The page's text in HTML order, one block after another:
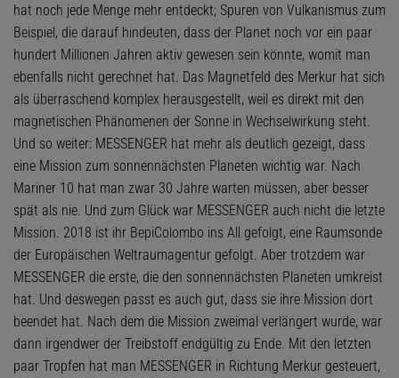
hat noch jede Menge mehr entdeckt; Spuren von Vulkanismus zum
Beispiel, die darauf hindeuten, dass der Planet noch vor ein paar
hundert Millionen Jahren aktiv gewesen sein könnte, womit man
ebenfalls nicht gerechnet hat. Das Magnetfeld des Merkur hat sich
als überraschend komplex herausgestellt, weil es direkt mit den
magnetischen Phänomenen der Sonne in Wechselwirkung steht.
Und so weiter: MESSENGER hat mehr als deutlich gezeigt, dass
eine Mission zum sonnennächsten Planeten wichtig war. Nach
Mariner 10 hat man zwar 30 Jahre warten müssen, aber besser
spät als nie. Und zum Glück war MESSENGER auch nicht die letzte
Mission. 2018 ist ihr BepiColombo ins All gefolgt, eine Raumsonde
der Europäischen Weltraumagentur gefolgt. Aber trotzdem war
MESSENGER die erste, die den sonnennächsten Planeten umkreist
hat. Und deswegen passt es auch gut, dass sie ihre Mission dort
beendet hat. Nach dem die Mission zweimal verlängert wurde, war
dann irgendwer der Treibstoff endgültig zu Ende. Mit den letzten
paar Tropfen hat man MESSENGER in Richtung Merkur gesteuert,